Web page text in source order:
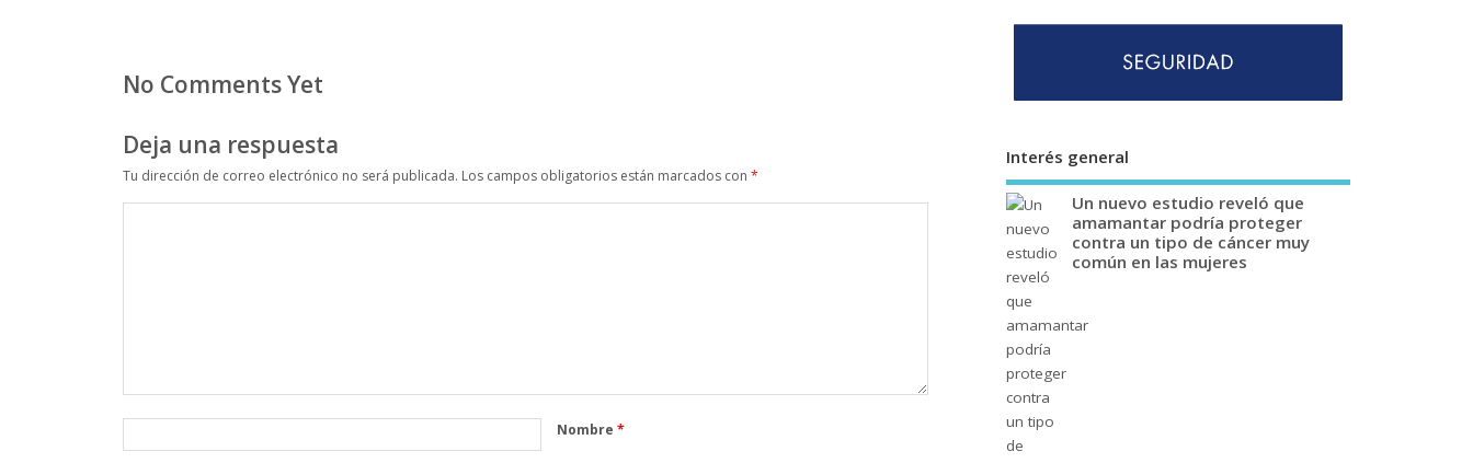
No Comments Yet
Deja una respuesta
Tu dirección de correo electrónico no será publicada. Los campos obligatorios están marcados con *
Nombre *
Interés general
Un nuevo estudio reveló que
amamantar podría proteger
contra un tipo de cáncer muy
común en las mujeres